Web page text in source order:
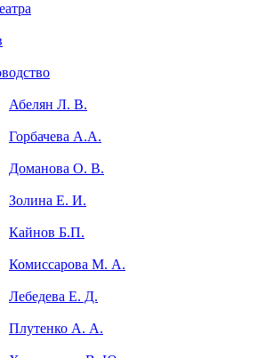
Абелян Л. В.
Горбачева А.А.
Доманова О. В.
Золина Е. И.
Кайнов Б.П.
Комиссарова М. А.
Лебедева Е. Д.
Плутенко А. А.